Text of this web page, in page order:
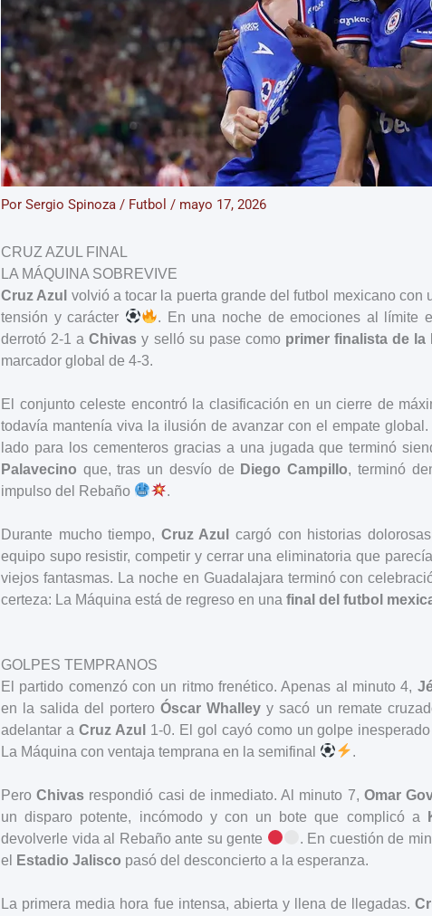
Por Sergio Spinoza / Futbol / mayo 17, 2026
CRUZ AZUL FINAL
LA MÁQUINA SOBREVIVE
Cruz Azul volvió a tocar la puerta grande del futbol mexicano con
tensión y carácter
. En una noche de emociones al límite
derrotó 2-1 aChivas y selló su pase como primer finalista de la
marcador global de 4-3.
El conjunto celeste encontró la clasificación en un cierre de
todavía mantenía viva la ilusión de avanzar con el empate
lado para los cementeros gracias a una jugada que terminó
Palavecino que, tras un desvío de Diego Campillo, terminó
impulso del Rebaño
.
Durante mucho tiempo, Cruz Azul
cargó con historias
equipo supo resistir, competir y cerrar una eliminatoria que
viejos fantasmas. La noche en Guadalajara terminó con
certeza: La Máquina está de regreso en una final del futbol
GOLPES TEMPRANOS
El partido comenzó con un ritmo frenético. Apenas al minuto 4,
en la salida del porteroÓscar Whalley y sacó un remate
adelantar a Cruz Azul
1-0. El gol cayó como un golpe
La Máquina con ventaja temprana en la semifinal
.
PeroChivas respondió casi de inmediato. Al minuto 7, Omar
un disparo potente, incómodo y con un bote que complicó a
devolverle vida al Rebaño ante su gente
. En cuestión de
el
Estadio Jalisco pasó del desconcierto a la esperanza.
La primera media hora fue intensa, abierta y llena de llegadas.